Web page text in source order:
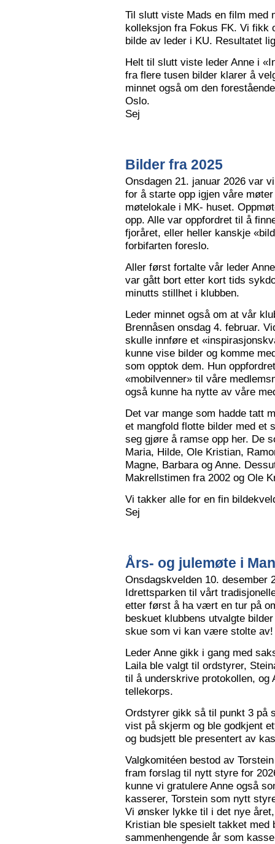
Til slutt viste Mads en film med
kolleksjon fra Fokus FK. Vi fikk
bilde av leder i KU. Resultatet
Helt til slutt viste leder Anne i
fra flere tusen bilder klarer å
minnet også om den
Oslo.
Sej
Bilder fra 2025
Onsdagen 21. januar 2026 var
for å starte opp igjen våre
møtelokale i MK- huset.
opp. Alle var oppfordret til å
fjoråret, eller heller kanskje
forbifarten foreslo.
Aller først fortalte vår leder
var gått bort etter kort tids
minutts stillhet i klubben.
Leder minnet også om at vår
Brennåsen onsdag 4. februar.
skulle innføre et
kunne vise bilder og komme
som opptok dem. Hun
«mobilvenner» til våre
også kunne ha nytte av våre
Det var mange som hadde tatt
et mangfold flotte bilder med et
seg gjøre å ramse opp her. De
Maria, Hilde, Ole Kristian,
Magne, Barbara og Anne.
Makrellstimen fra 2002 og Ole
Vi takker alle for en fin
Sej
Års- og julemøte i
Onsdagskvelden 10. desember
Idrettsparken til vårt
etter først å ha vært en tur på
beskuet klubbens utvalgte
skue som vi kan være stolte av!
Leder Anne gikk i gang med
Laila ble valgt til ordstyrer,
til å underskrive protokollen, og
tellekorps.
Ordstyrer gikk så til punkt 3 på
vist på skjerm og ble godkjent
og budsjett ble presentert av
Valgkomitéen bestod av
fram forslag til nytt styre for
kunne vi gratulere Anne også
kasserer, Torstein som nytt
Vi ønsker lykke til i det nye
Kristian ble spesielt takket med
sammenhengende år som